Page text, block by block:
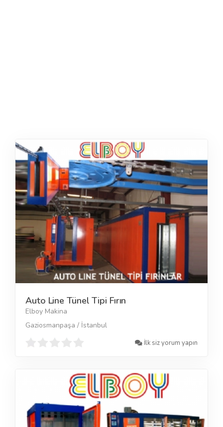
Auto Line Tünel Tipi Fırın
Elboy Makina
Gaziosmanpaşa / İstanbul
İlk siz yorum yapın